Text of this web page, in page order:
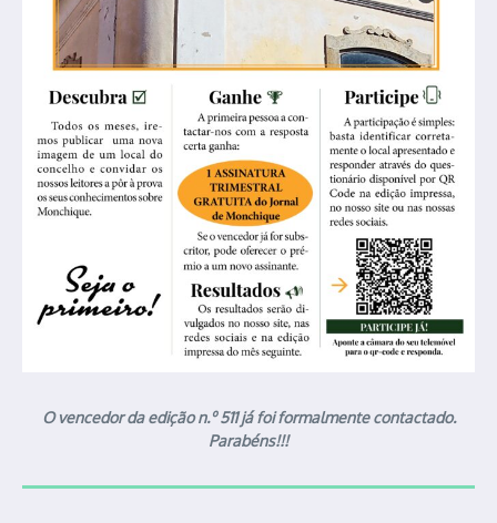
O vencedor da edição n.º 511 já foi formalmente contactado.
Parabéns!!!